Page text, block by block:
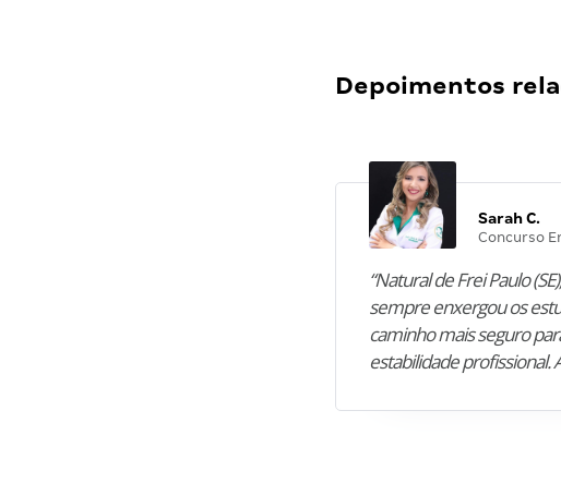
Depoimentos
Sarah C.
Concurso
“Natural de Frei Paulo
sempre enxergou os
caminho mais seguro
estabilidade profissional.